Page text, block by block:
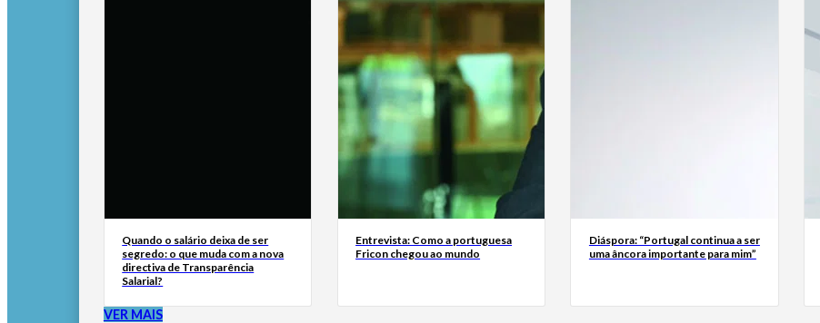
Quando o salário deixa de ser
segredo: o que muda com a nova
directiva de Transparência
Salarial?
Entrevista: Como a portuguesa
Fricon chegou ao mundo
Diáspora: “Portugal continua a ser
uma âncora importante para mim”
VER MAIS